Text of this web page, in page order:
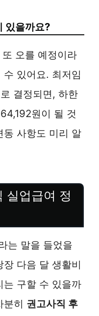
있을까요?
오를 예정이라
있어요. 최저임
결정되면, 하한
원이 될 것
동 사항도 미리 알
실업급여 정
는 말을 들었을
다음 달 생활비
는 구할 수 있을까
분히 권고사직 후